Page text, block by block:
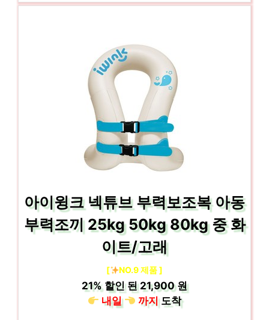
아이윙크 넥튜브 부력보조복 아동
부력조끼 25kg 50kg 80kg 중 화
이트/고래
[ NO.9 제품 ]
21%할인 된21,900 원
내일
까지도착